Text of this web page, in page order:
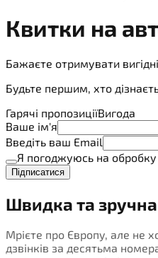
Квитки на
Бажаєте отримувати
Будьте першим, хто
Гарячі пропозиціїВигода
Ваше ім'я
Введіть ваш Email
Я погоджуюсь на обробку
Підписатися
Швидка та
Мрієте про Європу, але не
дзвінків за десятьма